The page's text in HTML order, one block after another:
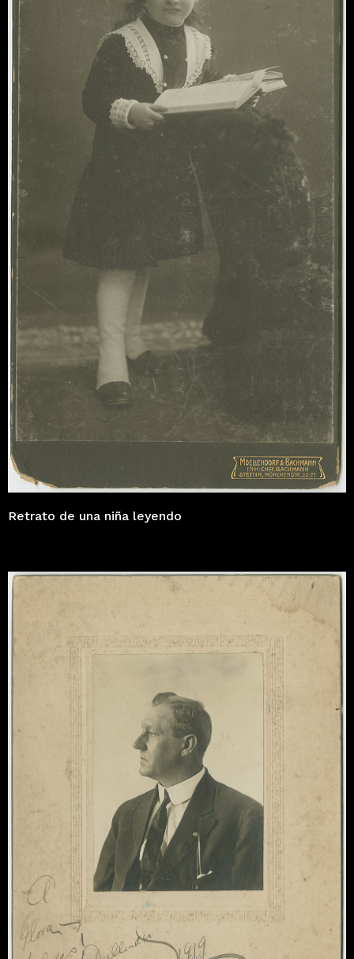
Retrato de una niña leyendo